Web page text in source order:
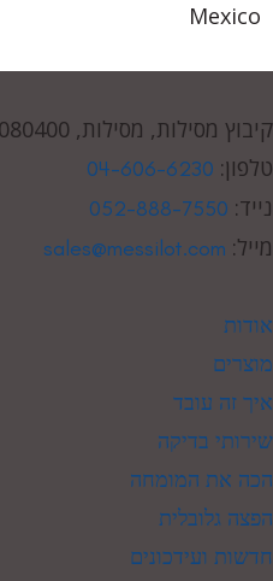
Mexico
קיבוץ מסילות, מסילות, 1080400
טלפון: 04-606-6230
נייד: 052-888-7550
מייל: sales@messilot.com
אודות
מוצרים
איך זה עובד
שירותי בדיקה
הכה את המומחה
הפצה גלובלית
חדשות ועידכונים